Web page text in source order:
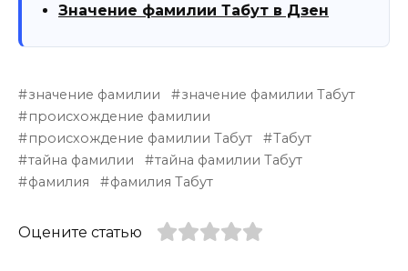
Значение фамилии Табут в Дзен
значение фамилии
значение фамилии Табут
происхождение фамилии
происхождение фамилии Табут
Табут
тайна фамилии
тайна фамилии Табут
фамилия
фамилия Табут
Оцените статью